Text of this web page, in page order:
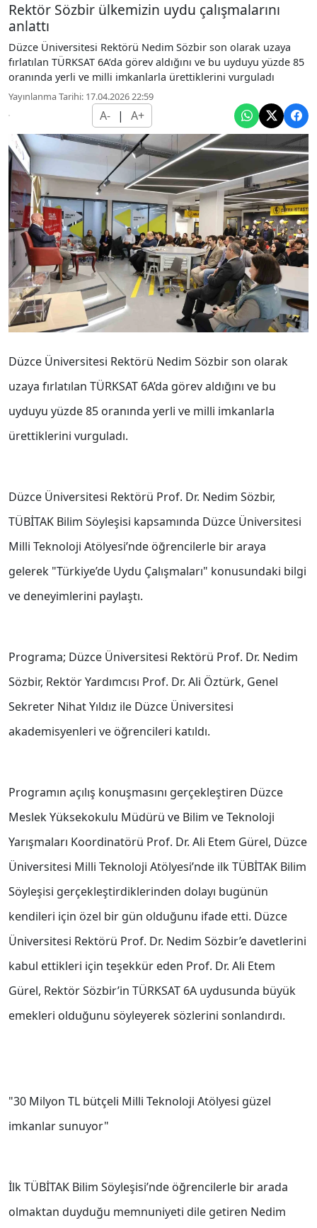
Rektör Sözbir ülkemizin uydu çalışmalarını
anlattı
Düzce Üniversitesi Rektörü Nedim Sözbir son olarak uzaya
fırlatılan TÜRKSAT 6A’da görev aldığını ve bu uyduyu yüzde 85
oranında yerli ve milli imkanlarla ürettiklerini vurguladı
Yayınlanma Tarihi: 17.04.2026 22:59
A- | A+
Düzce Üniversitesi Rektörü Nedim Sözbir son olarak
uzaya fırlatılan TÜRKSAT 6A’da görev aldığını ve bu
uyduyu yüzde 85 oranında yerli ve milli imkanlarla
ürettiklerini vurguladı.
Düzce Üniversitesi Rektörü Prof. Dr. Nedim Sözbir,
TÜBİTAK Bilim Söyleşisi kapsamında Düzce Üniversitesi
Milli Teknoloji Atölyesi’nde öğrencilerle bir araya
gelerek "Türkiye’de Uydu Çalışmaları" konusundaki bilgi
ve deneyimlerini paylaştı.
Programa; Düzce Üniversitesi Rektörü Prof. Dr. Nedim
Sözbir, Rektör Yardımcısı Prof. Dr. Ali Öztürk, Genel
Sekreter Nihat Yıldız ile Düzce Üniversitesi
akademisyenleri ve öğrencileri katıldı.
Programın açılış konuşmasını gerçekleştiren Düzce
Meslek Yüksekokulu Müdürü ve Bilim ve Teknoloji
Yarışmaları Koordinatörü Prof. Dr. Ali Etem Gürel, Düzce
Üniversitesi Milli Teknoloji Atölyesi’nde ilk TÜBİTAK Bilim
Söyleşisi gerçekleştirdiklerinden dolayı bugünün
kendileri için özel bir gün olduğunu ifade etti. Düzce
Üniversitesi Rektörü Prof. Dr. Nedim Sözbir’e davetlerini
kabul ettikleri için teşekkür eden Prof. Dr. Ali Etem
Gürel, Rektör Sözbir’in TÜRKSAT 6A uydusunda büyük
emekleri olduğunu söyleyerek sözlerini sonlandırdı.
"30 Milyon TL bütçeli Milli Teknoloji Atölyesi güzel
imkanlar sunuyor"
İlk TÜBİTAK Bilim Söyleşisi’nde öğrencilerle bir arada
olmaktan duyduğu memnuniyeti dile getiren Nedim